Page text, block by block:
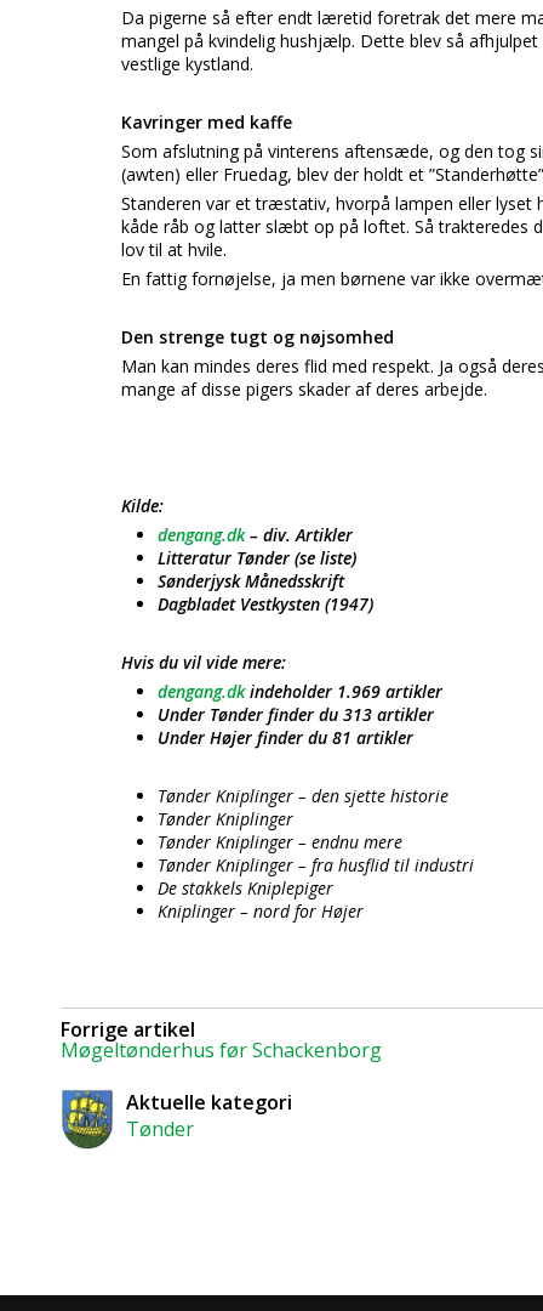
Da pigerne så efter endt læretid foretrak det mere
mangel på kvindelig hushjælp. Dette blev så
vestlige kystland.
Kavringer med kaffe
Som afslutning på vinterens aftensæde, og den tog
(awten) eller Fruedag, blev der holdt et ”Standerhøtte”
Standeren var et træstativ, hvorpå lampen eller
kåde råb og latter slæbt op på loftet. Så trakteredes
lov til at hvile.
En fattig fornøjelse, ja men børnene var ikke
Den strenge tugt og nøjsomhed
Man kan mindes deres flid med respekt. Ja også
mange af disse pigers skader af deres arbejde.
Kilde:
dengang.dk– div. Artikler
Litteratur Tønder (se liste)
Sønderjysk Månedsskrift
Dagbladet Vestkysten (1947)
Hvis du vil vide mere:
dengang.dkindeholder 1.969 artikler
Under Tønder finder du 313 artikler
Under Højer finder du 81 artikler
Tønder Kniplinger – den sjette historie
Tønder Kniplinger
Tønder Kniplinger – endnu mere
Tønder Kniplinger – fra husflid til industri
De stakkels Kniplepiger
Kniplinger – nord for Højer
Forrige artikel
Møgeltønderhus før Schackenborg
Aktuelle kategori
Tønder